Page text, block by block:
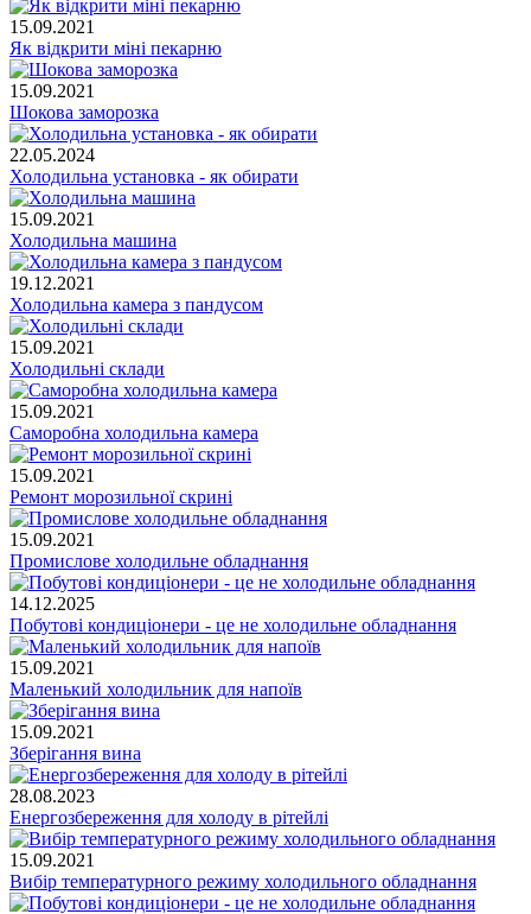
15.09.2021
Як відкрити міні пекарню
15.09.2021
Шокова заморозка
22.05.2024
Холодильна установка - як обирати
15.09.2021
Холодильна машина
19.12.2021
Холодильна камера з пандусом
15.09.2021
Холодильні склади
15.09.2021
Саморобна холодильна камера
15.09.2021
Ремонт морозильної скрині
15.09.2021
Промислове холодильне обладнання
14.12.2025
Побутові кондиціонери - це не холодильне обладнання
15.09.2021
Маленький холодильник для напоїв
15.09.2021
Зберігання вина
28.08.2023
Енергозбереження для холоду в рітейлі
15.09.2021
Вибір температурного режиму холодильного обладнання